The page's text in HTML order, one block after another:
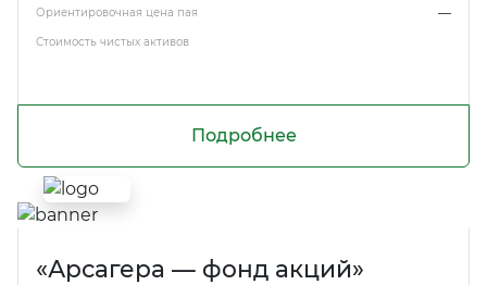
Ориентировочная цена пая —
Стоимость чистых активов
Подробнее
«Арсагера — фонд акций»